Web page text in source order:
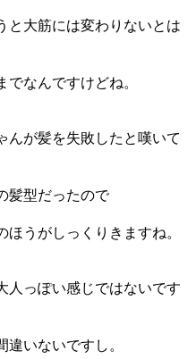
と大筋には変わりないとは
なんですけどね。
んが髪を失敗したと嘆いて
髪型だったので
うがしっくりきますね。
人っぽい感じではないです
いないですし。